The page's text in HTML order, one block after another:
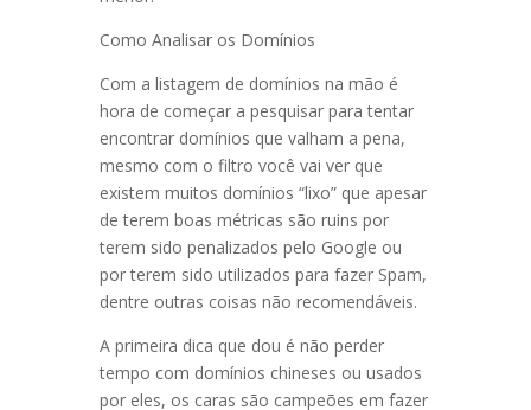
Como Analisar os Domínios
Com a listagem de domínios na mão é
hora de começar a pesquisar para tentar
encontrar domínios que valham a pena,
mesmo com o filtro você vai ver que
existem muitos domínios “lixo” que apesar
de terem boas métricas são ruins por
terem sido penalizados pelo Google ou
por terem sido utilizados para fazer Spam,
dentre outras coisas não recomendáveis.
A primeira dica que dou é não perder
tempo com domínios chineses ou usados
por eles, os caras são campeões em fazer